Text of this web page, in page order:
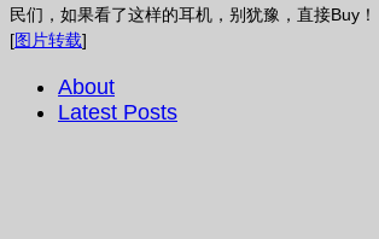
民们，如果看了这样的耳机，别犹豫，直接Buy！
[图片转载]
About
Latest Posts